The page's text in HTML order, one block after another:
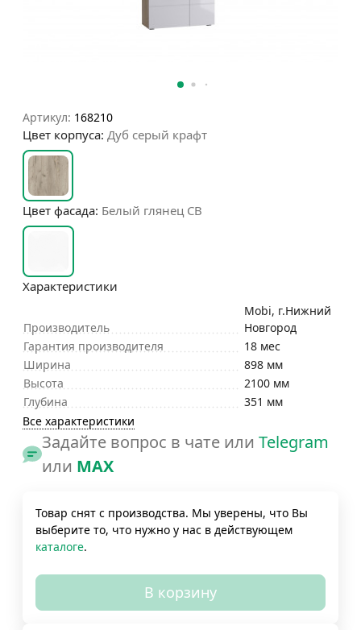
Артикул: 168210
Цвет корпуса: Дуб серый крафт
Цвет фасада: Белый глянец СВ
Характеристики
Производитель
Mobi, г.Нижний
Новгород
Гарантия производителя
18 мес
Ширина
898 мм
Высота
2100 мм
Глубина
351 мм
Все характеристики
Задайте вопрос в чате или Telegram
или MAX
Товар снят с производства. Мы уверены, что Вы
выберите то, что нужно у нас в действующем
каталоге.
В корзину